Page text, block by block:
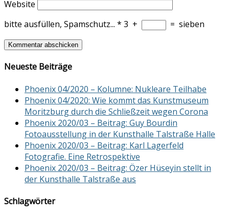
Website
bitte ausfüllen, Spamschutz... * 3 + = sieben
Neueste Beiträge
Phoenix 04/2020 – Kolumne: Nukleare Teilhabe
Phoenix 04/2020: Wie kommt das Kunstmuseum
Moritzburg durch die Schließzeit wegen Corona
Phoenix 2020/03 – Beitrag: Guy Bourdin
Fotoausstellung in der Kunsthalle Talstraße Halle
Phoenix 2020/03 – Beitrag: Karl Lagerfeld
Fotografie. Eine Retrospektive
Phoenix 2020/03 – Beitrag: Özer Hüseyin stellt in
der Kunsthalle Talstraße aus
Schlagwörter